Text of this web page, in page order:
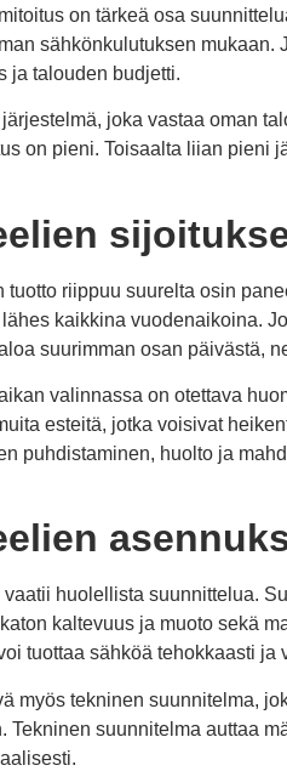
on tärkeä osa
sähkönkulutuksen mukaan.
ja talouden budjetti.
joka vastaa oman
on pieni. Toisaalta liian pieni
riippuu suurelta osin
kaikkina vuodenaikoina.
suurimman osan päivästä,
valinnassa on otettava
esteitä, jotka voisivat
puhdistaminen, huolto ja
huolellista suunnittelua.
kaltevuus ja muoto sekä
tuottaa sähköä tehokkaasti ja
myös tekninen suunnitelma,
Tekninen suunnitelma auttaa